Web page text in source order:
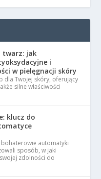
twarz: jak
i
w pielęgnacji skóry
dla Twojej skóry, oferujący
silne właściwości
klucz do
automatyki
sposób, w jaki
zdolności do